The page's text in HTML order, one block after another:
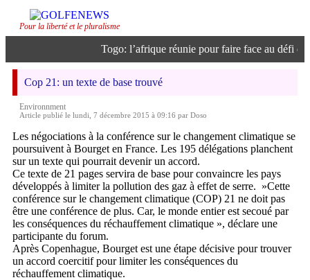
Pour la liberté et le pluralisme
Togo: l’afrique réunie pour faire face au défi
Cop 21: un texte de base trouvé
Environnment
Article publié le lundi, 7 décembre 2015 à 09:16 par Doso
Les négociations à la conférence sur le changement climatique se
poursuivent à Bourget en France. Les 195 délégations planchent
sur un texte qui pourrait devenir un accord.
Ce texte de 21 pages servira de base pour convaincre les pays
développés à limiter la pollution des gaz à effet de serre. »Cette
conférence sur le changement climatique (COP) 21 ne doit pas
être une conférence de plus. Car, le monde entier est secoué par
les conséquences du réchauffement climatique », déclare une
participante du forum.
Après Copenhague, Bourget est une étape décisive pour trouver
un accord coercitif pour limiter les conséquences du
réchauffement climatique.